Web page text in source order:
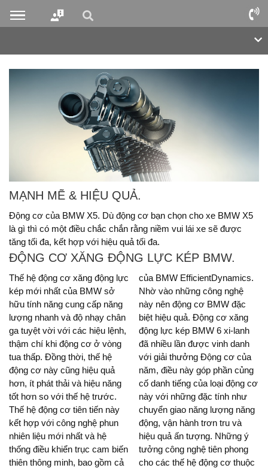
MẠNH MẼ & HIỆU QUẢ.
Động cơ của BMW X5. Dù động cơ bạn chọn cho xe BMW X5
là gì thì có một điều chắc chắn rằng niềm vui lái xe sẽ được
tăng tối đa, kết hợp với hiệu quả tối đa.
ĐỘNG CƠ XĂNG ĐỘNG LỰC KÉP BMW.
Thế hệ động cơ xăng động lực
kép mới nhất của BMW sở
hữu tính năng cung cấp năng
lượng nhanh và độ nhạy chân
ga tuyệt vời với các hiệu lệnh,
thậm chí khi động cơ ở vòng
tua thấp. Đồng thời, thế hệ
động cơ này cũng hiệu quả
hơn, ít phát thải và hiệu năng
tốt hơn so với thế hệ trước.
Thế hệ động cơ tiên tiến này
kết hợp với công nghệ phun
nhiên liệu mới nhất và hệ
thống điều khiển trục cam biến
thiên thông minh, bao gồm cả
của BMW EfficientDynamics.
Nhờ vào những công nghệ
này nên động cơ BMW đặc
biệt hiệu quả. Động cơ xăng
động lực kép BMW 6 xi-lanh
đã nhiều lần được vinh danh
với giải thưởng Động cơ của
năm, điều này góp phần củng
cố danh tiếng của loại động cơ
này với những đặc tính như
chuyển giao năng lượng năng
động, vận hành trơn tru và
hiệu quả ấn tượng. Những ý
tưởng công nghệ tiên phong
cho các thế hệ động cơ thuộc